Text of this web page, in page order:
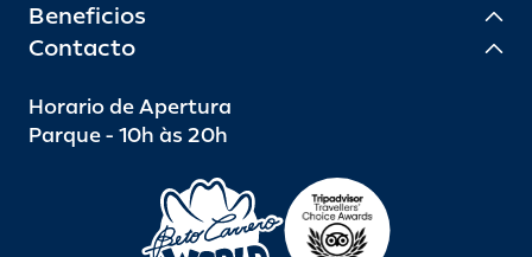
Beneficios
Contacto
Horario de Apertura
Parque - 10h às 20h